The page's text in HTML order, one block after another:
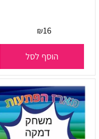
₪16
הוסף לסל